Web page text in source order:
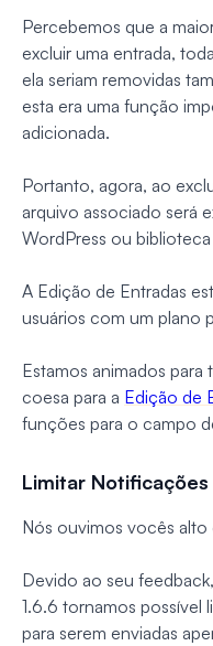
Percebemos que a
excluir uma entrada,
ela seriam removidas
esta era uma função
adicionada.
Portanto, agora, ao
arquivo associado será
WordPress ou biblioteca
A Edição de Entradas
usuários com um plano
Estamos animados para
coesa para a Edição de
funções para o campo
Limitar
Nós ouvimos vocês alto
Devido ao seu
1.6.6 tornamos possível
para serem enviadas